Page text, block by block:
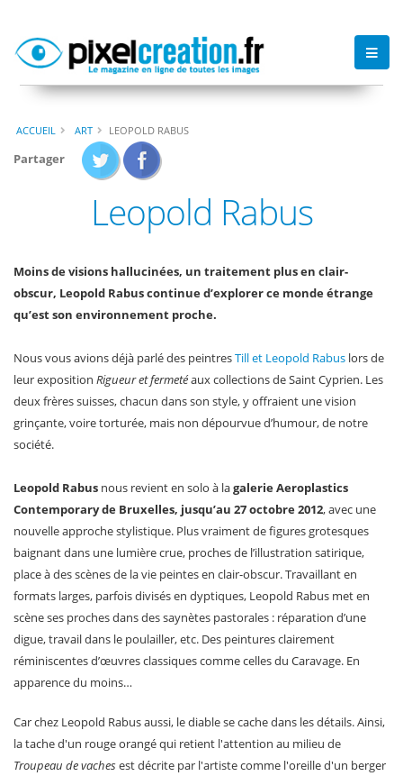
ACCUEIL ART LEOPOLD RABUS
Partager
Leopold Rabus
Moins de visions hallucinées, un traitement plus en clair-
obscur, Leopold Rabus continue d’explorer ce monde étrange
qu’est son environnement proche.
Nous vous avions déjà parlé des peintresTill et Leopold Rabus lors de
leur exposition Rigueur et fermetéaux collections de Saint Cyprien. Les
deux frères suisses, chacun dans son style, y offraient une vision
grinçante, voire torturée, mais non dépourvue d’humour, de notre
société.
Leopold Rabus nous revient en solo à lagalerie Aeroplastics
Contemporary de Bruxelles, jusqu’au 27 octobre 2012, avec une
nouvelle approche stylistique. Plus vraiment de figures grotesques
baignant dans une lumière crue, proches de l’illustration satirique,
place à des scènes de la vie peintes en clair-obscur. Travaillant en
formats larges, parfois divisés en dyptiques, Leopold Rabus met en
scène ses proches dans des saynètes pastorales : réparation d’une
digue, travail dans le poulailler, etc. Des peintures clairement
réminiscentes d’œuvres classiques comme celles du Caravage. En
apparence du moins…
Car chez Leopold Rabus aussi, le diable se cache dans les détails. Ainsi,
la tache d'un rouge orangé qui retient l'attention au milieu de
Troupeau de vachesest décrite par l'artiste comme l'oreille d'un berger